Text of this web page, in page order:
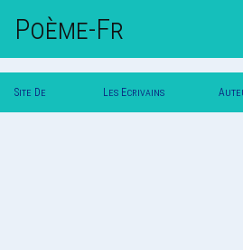
Poème-Fr
Site De Les Ecrivains